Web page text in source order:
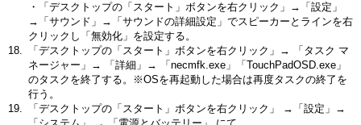
・「デスクトップの「スタート」ボタンを右クリック」→「設定」
→「サウンド」→「サウンドの詳細設定」でスピーカーとラインを右
クリックし「無効化」を設定する。
「デスクトップの「スタート」ボタンを右クリック」→ 「タスク マ
ネージャー」→ 「詳細」→ 「necmfk.exe」「TouchPadOSD.exe」
のタスクを終了する。※OSを再起動した場合は再度タスクの終了を
行う。
「デスクトップの「スタート」ボタンを右クリック」 →「設定」→